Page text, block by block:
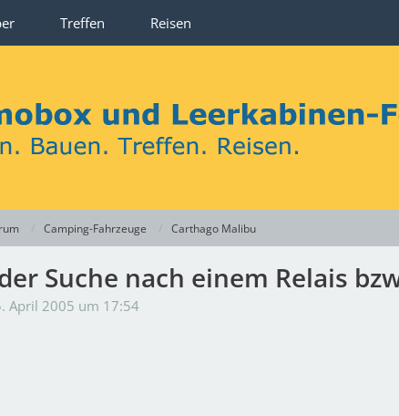
Treffen Reisen
Camping-Fahrzeuge Carthago Malibu
Suche nach einem Relais
April 2005 um 17:54